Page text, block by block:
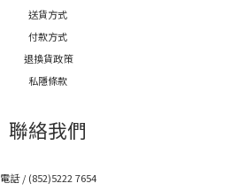
送貨方式
付款方式
退換貨政策
私隱條款
聯絡我們
電話 / (852)5222 7654